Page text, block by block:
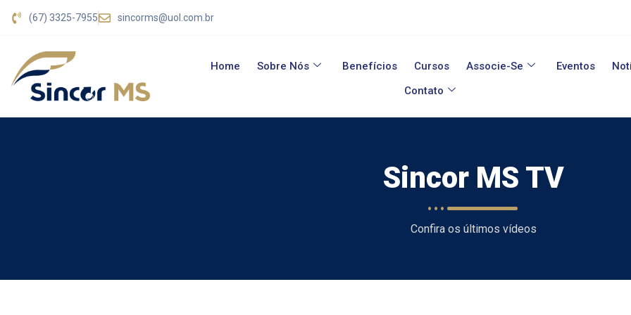
(67) 3325-7955 sincorms@uol.com.br
Home Sobre Nós Benefícios Cursos Associe-Se Eventos
Contato
Sincor MS TV
Confira os últimos vídeos